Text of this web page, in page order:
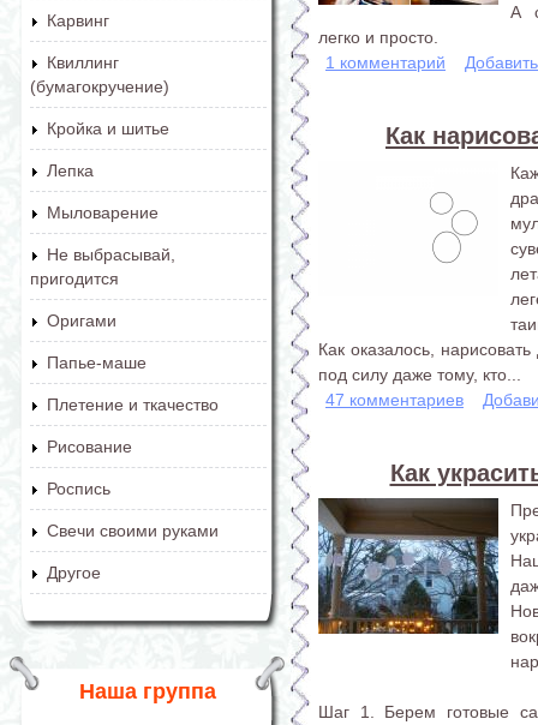
Карвинг
Квиллинг
(бумагокручение)
Кройка и шитье
Лепка
Мыловарение
Не выбрасывай,
пригодится
Оригами
Папье-маше
Плетение и ткачество
Рисование
Роспись
Свечи своими руками
Другое
Наша группа
А
легко и просто.
1 комментарий
Как
Как оказалось,
под силу даже тому, кто...
47 комментариев
Как
Шаг 1. Берем готовые